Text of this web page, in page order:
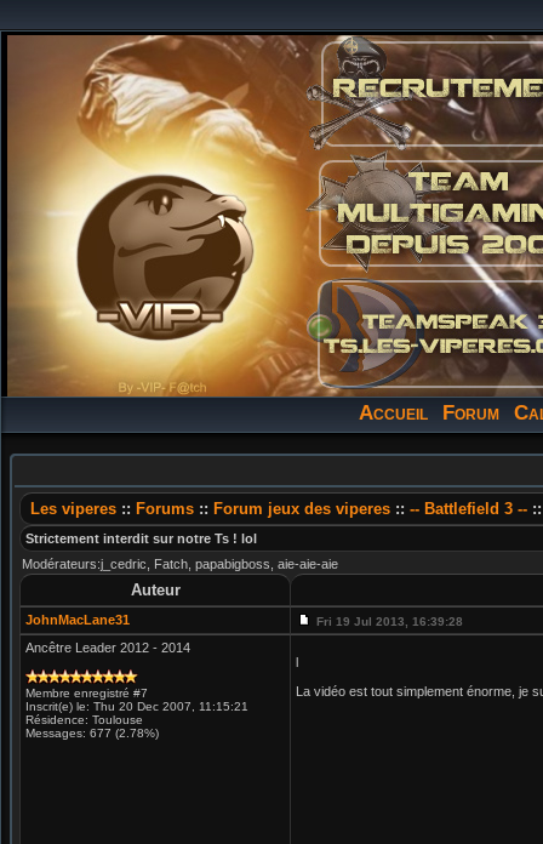
Accueil Forum
Les viperes :: Forums :: Forum jeux des viperes :: -- Battlefield 3 --
Strictement interdit sur notre Ts ! lol
Modérateurs:j_cedric, Fatch, papabigboss, aie-aie-aie
Auteur
JohnMacLane31 Fri 19 Jul 2013, 16:39:28
Ancêtre Leader 2012 - 2014
Membre enregistré #7
Inscrit(e) le: Thu 20 Dec 2007, 11:15:21
Résidence: Toulouse
Messages: 677 (2.78%)
l
La vidéo est tout simplement énorme, je